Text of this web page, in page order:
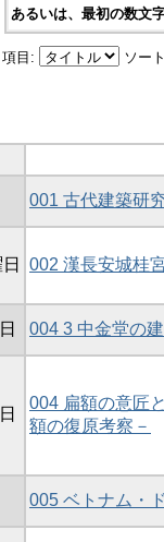
あるいは、最初の数文
目: ソー
001 古代建築研
002 漢長安城桂
004 3 中金堂の
004 扁額の意匠
額の復原考察－
005 ベトナム・